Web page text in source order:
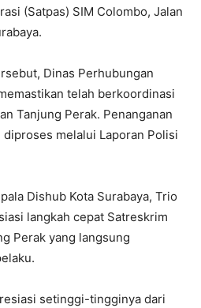
(Satpas) SIM Colombo, Jalan
Dinas Perhubungan
telah berkoordinasi
Tanjung Perak. Penanganan
melalui Laporan Polisi
Dishub Kota Surabaya, Trio
langkah cepat Satreskrim
Perak yang langsung
setinggi-tingginya dari